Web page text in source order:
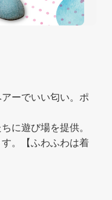
ーでいい匂い。ポ
に遊び場を提供。
。【ふわふわは着